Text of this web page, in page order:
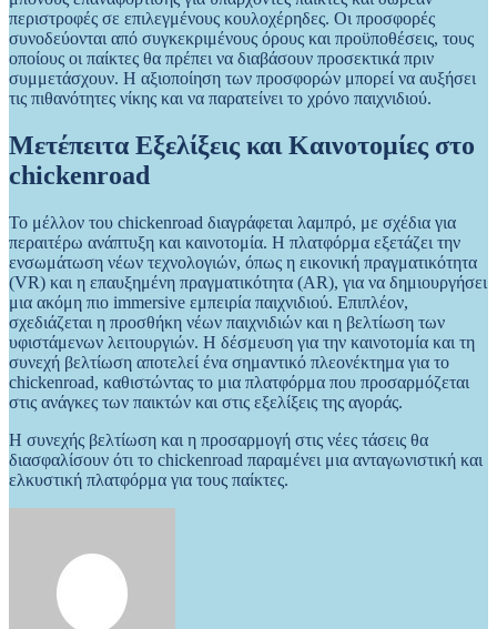
περιστροφές σε επιλεγμένους κουλοχέρηδες. Οι προσφορές
συνοδεύονται από συγκεκριμένους όρους και προϋποθέσεις, τους
οποίους οι παίκτες θα πρέπει να διαβάσουν προσεκτικά πριν
συμμετάσχουν. Η αξιοποίηση των προσφορών μπορεί να αυξήσει
τις πιθανότητες νίκης και να παρατείνει το χρόνο παιχνιδιού.
Μετέπειτα Εξελίξεις και Καινοτομίες στο
chickenroad
Το μέλλον του chickenroad διαγράφεται λαμπρό, με σχέδια για
περαιτέρω ανάπτυξη και καινοτομία. Η πλατφόρμα εξετάζει την
ενσωμάτωση νέων τεχνολογιών, όπως η εικονική πραγματικότητα
(VR) και η επαυξημένη πραγματικότητα (AR), για να δημιουργήσει
μια ακόμη πιο immersive εμπειρία παιχνιδιού. Επιπλέον,
σχεδιάζεται η προσθήκη νέων παιχνιδιών και η βελτίωση των
υφιστάμενων λειτουργιών. Η δέσμευση για την καινοτομία και τη
συνεχή βελτίωση αποτελεί ένα σημαντικό πλεονέκτημα για το
chickenroad, καθιστώντας το μια πλατφόρμα που προσαρμόζεται
στις ανάγκες των παικτών και στις εξελίξεις της αγοράς.
Η συνεχής βελτίωση και η προσαρμογή στις νέες τάσεις θα
διασφαλίσουν ότι το chickenroad παραμένει μια ανταγωνιστική και
ελκυστική πλατφόρμα για τους παίκτες.